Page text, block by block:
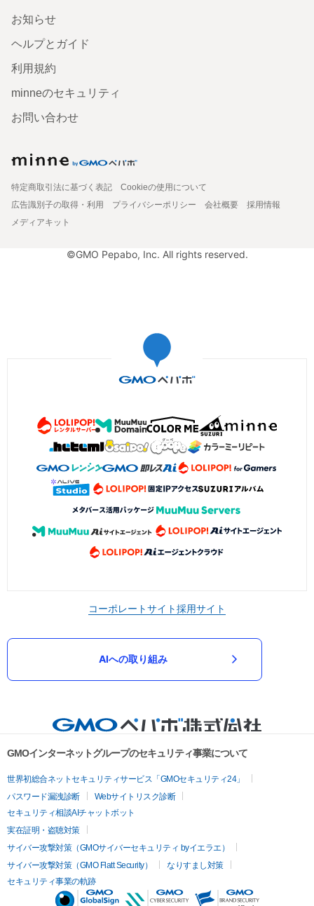
お知らせ
ヘルプとガイド
利用規約
minneのセキュリティ
お問い合わせ
特定商取引法に基づく表記
Cookieの使用について
広告識別子の取得・利用
プライバシーポリシー 会社概要
採用情報
メディアキット
©GMO Pepabo, Inc. All rights reserved.
コーポレートサイト採用サイト
AIへの取り組み
GMOインターネットグループのセキュリティ事業について
世界初総合ネットセキュリティサービス「GMOセキュリティ24」
パスワード漏洩診断
Webサイトリスク診断
セキュリティ相談AIチャットボット
実在証明・盗聴対策
サイバー攻撃対策（GMOサイバーセキュリティ byイエラエ）
サイバー攻撃対策（GMO Flatt Security）
なりすまし対策
セキュリティ事業の軌跡